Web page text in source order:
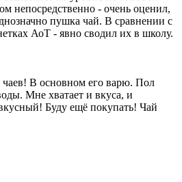
непосредственно - очень оценил,
пушка чай. В сравнении с
АоТ - явно сводил их в школу.
В основном его варю. Пол
Мне хватает и вкуса, и
Буду ещё покупать! Чай